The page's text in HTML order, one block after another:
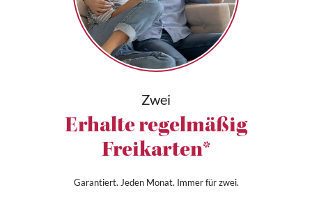
Zwei
Erhalte regelmäßig
Freikarten*
Garantiert. Jeden Monat. Immer für zwei.